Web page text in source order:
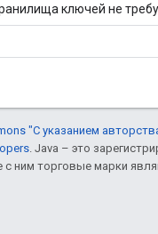
ключей не
"С указанием
. Java – это
с ним торговые марки